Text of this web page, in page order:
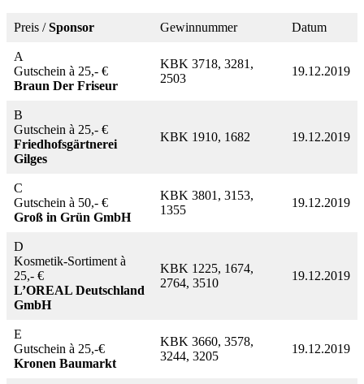
Preis /Sponsor Gewinnummer Datum
A
Gutschein à 25,- €
Braun Der Friseur
KBK 3718, 3281,
2503
19.12.2019
B
Gutschein à 25,- €
Friedhofsgärtnerei
Gilges
KBK 1910, 1682 19.12.2019
C
Gutschein à 50,- €
Groß in Grün GmbH
KBK 3801, 3153,
1355
19.12.2019
D
Kosmetik-Sortiment à
25,- €
L’OREAL Deutschland
GmbH
KBK 1225, 1674,
2764, 3510
19.12.2019
E
Gutschein à 25,-€
Kronen Baumarkt
KBK 3660, 3578,
3244, 3205
19.12.2019